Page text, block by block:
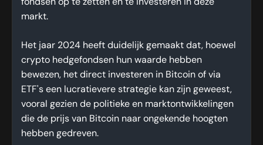
fondsen op te zetten en te investeren in deze
markt.
Het jaar 2024 heeft duidelijk gemaakt dat, hoewel
crypto hedgefondsen hun waarde hebben
bewezen, het direct investeren in Bitcoin of via
ETF's een lucratievere strategie kan zijn geweest,
vooral gezien de politieke en marktontwikkelingen
die de prijs van Bitcoin naar ongekende hoogten
hebben gedreven.